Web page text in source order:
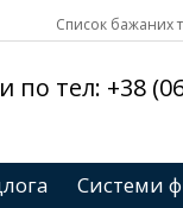
Список бажаних
по тел: +38
Системи